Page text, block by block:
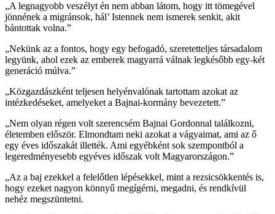
„A legnagyobb veszélyt én nem abban látom, hogy itt tömegével
jönnének a migránsok, hál’ Istennek nem ismerek senkit, akit
bántottak volna.”
„Nekünk az a fontos, hogy egy befogadó, szeretetteljes társadalom
legyünk, ahol ezek az emberek magyarrá válnak legkésőbb egy-két
generáció múlva.”
„Közgazdászként teljesen helyénvalónak tartottam azokat az
intézkedéseket, amelyeket a Bajnai-kormány bevezetett.”
„Nem olyan régen volt szerencsém Bajnai Gordonnal találkozni,
életemben először. Elmondtam neki azokat a vágyaimat, ami az ő
egy éves időszakát illették. Ami egyébként sok szempontból a
legeredményesebb egyéves időszak volt Magyarországon.”
„Az a baj ezekkel a felelőtlen lépésekkel, mint a rezsicsökkentés is,
hogy ezeket nagyon könnyű megígérni, megadni, és rendkívül
nehéz megszüntetni.